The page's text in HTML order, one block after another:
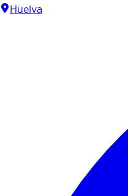
Huelva